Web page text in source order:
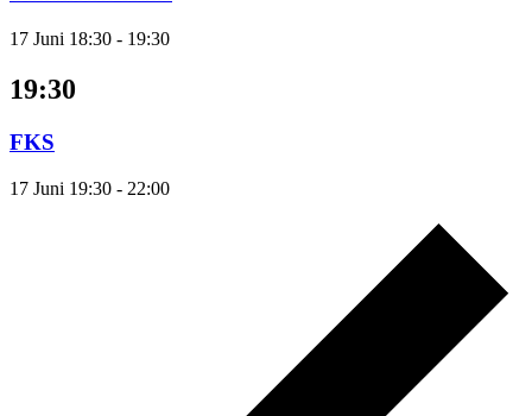
17 Juni 18:30 - 19:30
19:30
FKS
17 Juni 19:30 - 22:00